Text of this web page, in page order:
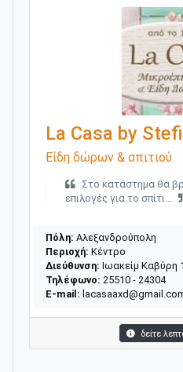
La Casa by Stefi
Είδη δώρων & σπιτιού
Στο κατάστημα θα
επιλογές για το σπίτι...
Πόλη: Αλεξανδρούπολη
Περιοχή: Κέντρο
Διεύθυνση: Ιωακείμ Καβύρη
Τηλέφωνο: 25510 - 24304
E-mail:
δείτε